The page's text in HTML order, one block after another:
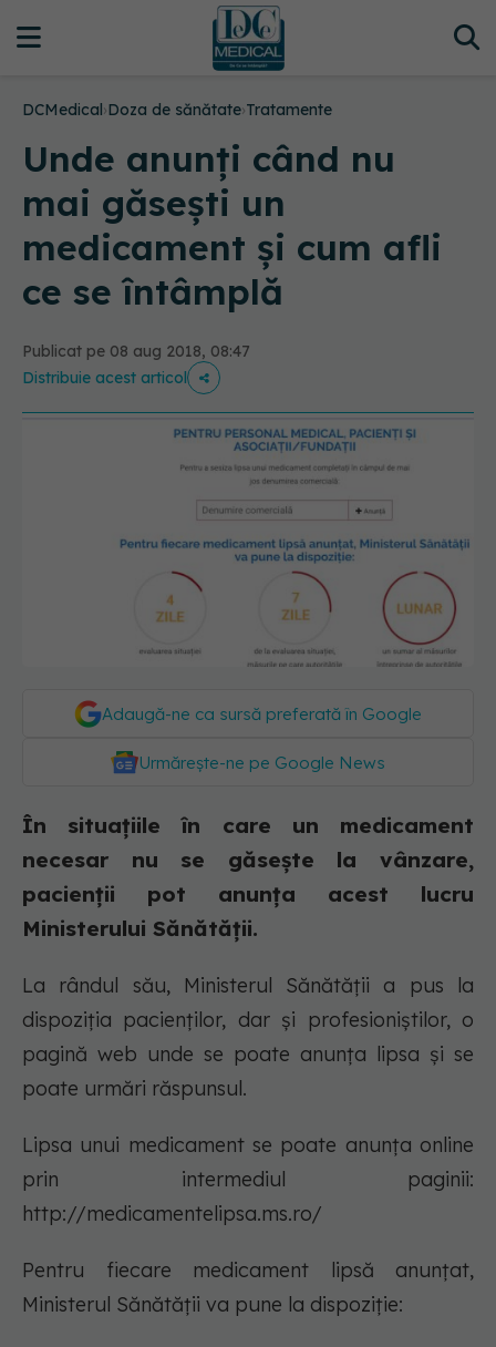
DCMedical›Doza de sănătate›Tratamente
Unde anunți când nu
mai găsești un
medicament și cum afli
ce se întâmplă
Publicat pe 08 aug 2018, 08:47
Distribuie acest articol
Adaugă-ne ca sursă preferată în Google
Urmărește-ne pe Google News
În situațiile în care un medicament
necesar nu se găsește la vânzare,
pacienții pot anunța acest lucru
Ministerului Sănătății.
La rândul său, Ministerul Sănătății a pus la
dispoziția pacienților, dar și profesioniștilor, o
pagină web unde se poate anunța lipsa și se
poate urmări răspunsul.
Lipsa unui medicament se poate anunța online
prin intermediul paginii:
http://medicamentelipsa.ms.ro/
Pentru fiecare medicament lipsă anunțat,
Ministerul Sănătății va pune la dispoziție: